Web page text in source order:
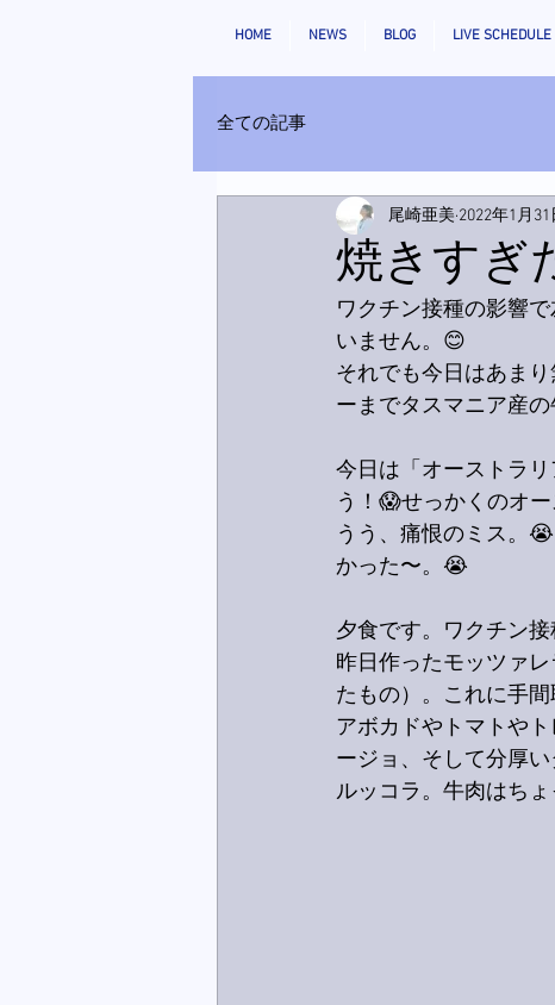
HOME NEWS BLOG LIVE SCHEDULE
全ての記事
焼きすぎ
尾崎亜美 2022年1月31
ワクチン接種の影響
いません。😊
それでも今日はあま
ーまでタスマニア産
今日は「オーストラ
う！😱せっかくのオ
うう、痛恨のミス。
かった〜。😭
夕食です。ワクチン
昨日作ったモッツァ
たもの）。これに手
アボカドやトマトや
ージョ、そして分厚
ルッコラ。牛肉はち